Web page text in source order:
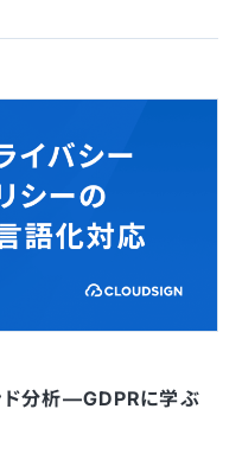
ド分析—GDPRに学ぶ